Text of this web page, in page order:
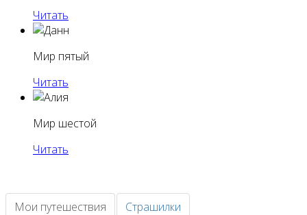
Читать
Мир пятый
Читать
Мир шестой
Читать
Мои путешествия
Страшилки